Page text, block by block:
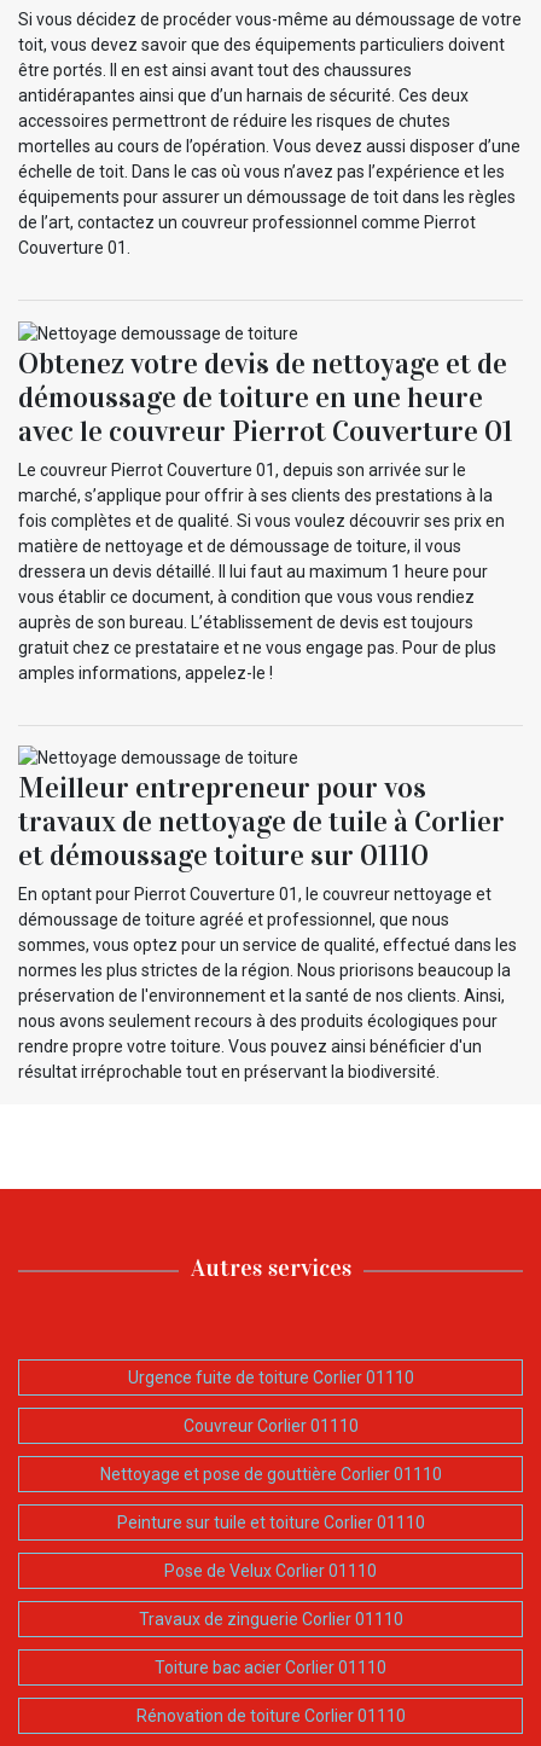
Si vous décidez de procéder vous-même au démoussage de votre
toit, vous devez savoir que des équipements particuliers doivent
être portés. Il en est ainsi avant tout des chaussures
antidérapantes ainsi que d’un harnais de sécurité. Ces deux
accessoires permettront de réduire les risques de chutes
mortelles au cours de l’opération. Vous devez aussi disposer d’une
échelle de toit. Dans le cas où vous n’avez pas l’expérience et les
équipements pour assurer un démoussage de toit dans les règles
de l’art, contactez un couvreur professionnel comme Pierrot
Couverture 01.
Obtenez votre devis de nettoyage et de
démoussage de toiture en une heure
avec le couvreur Pierrot Couverture 01
Le couvreur Pierrot Couverture 01, depuis son arrivée sur le
marché, s’applique pour offrir à ses clients des prestations à la
fois complètes et de qualité. Si vous voulez découvrir ses prix en
matière de nettoyage et de démoussage de toiture, il vous
dressera un devis détaillé. Il lui faut au maximum 1 heure pour
vous établir ce document, à condition que vous vous rendiez
auprès de son bureau. L’établissement de devis est toujours
gratuit chez ce prestataire et ne vous engage pas. Pour de plus
amples informations, appelez-le !
Meilleur entrepreneur pour vos
travaux de nettoyage de tuile à Corlier
et démoussage toiture sur 01110
En optant pour Pierrot Couverture 01, le couvreur nettoyage et
démoussage de toiture agréé et professionnel, que nous
sommes, vous optez pour un service de qualité, effectué dans les
normes les plus strictes de la région. Nous priorisons beaucoup la
préservation de l'environnement et la santé de nos clients. Ainsi,
nous avons seulement recours à des produits écologiques pour
rendre propre votre toiture. Vous pouvez ainsi bénéficier d'un
résultat irréprochable tout en préservant la biodiversité.
Autres services
Urgence fuite de toiture Corlier 01110
Couvreur Corlier 01110
Nettoyage et pose de gouttière Corlier 01110
Peinture sur tuile et toiture Corlier 01110
Pose de Velux Corlier 01110
Travaux de zinguerie Corlier 01110
Toiture bac acier Corlier 01110
Rénovation de toiture Corlier 01110